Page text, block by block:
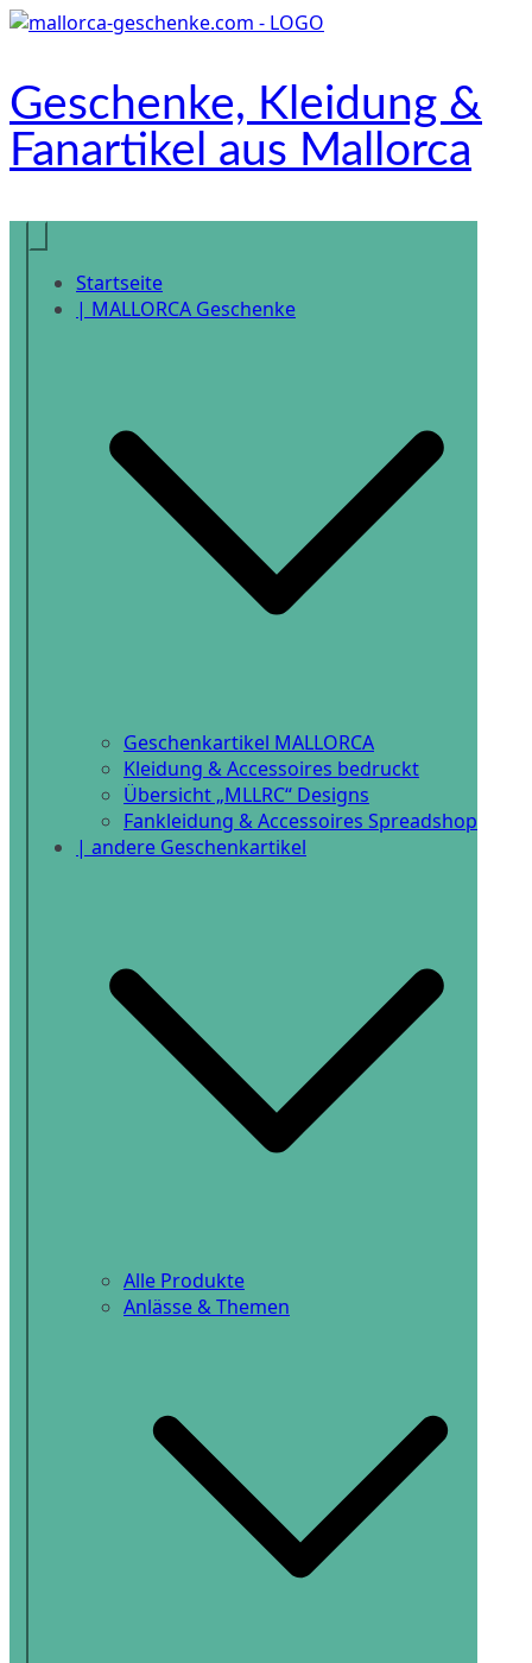
Zum
Geschenke, Kleidung &
Fanartikel aus Mallorca
Onlineshop
Startseite
| MALLORCA Geschenke
Geschenkartikel MALLORCA
Kleidung & Accessoires bedruckt
Übersicht „MLLRC“ Designs
Fankleidung & Accessoires Spreadshop
| andere Geschenkartikel
Alle Produkte
Anlässe & Themen